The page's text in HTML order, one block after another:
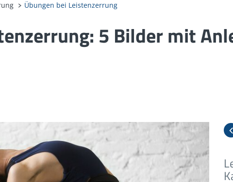
Übungen bei Leistenzerrung
5 Bilder mit